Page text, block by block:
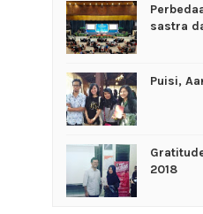
sastra
Puisi,
2018